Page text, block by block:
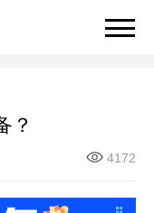
？
4172